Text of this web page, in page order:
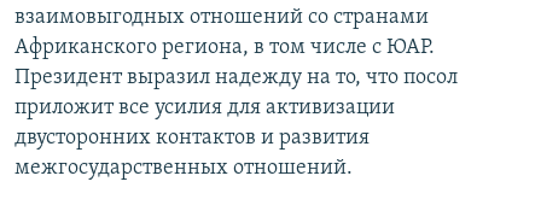
взаимовыгодных отношений со странами
Африканского региона, в том числе с ЮАР.
Президент выразил надежду на то, что посол
приложит все усилия для активизации
двусторонних контактов и развития
межгосударственных отношений.